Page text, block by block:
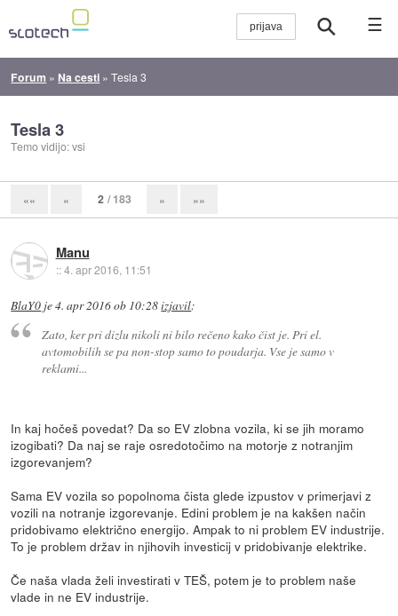
☰
Forum » Na cesti »Tesla 3
Tesla 3
Temo vidijo: vsi
«« « 2 / 183 » »»
Manu
::4. apr 2016, 11:51
BlaY0 je4. apr 2016 ob 10:28izjavil:
Zato, ker pri dizlu nikoli ni bilo rečeno kako čist je. Pri el.
avtomobilih se pa non-stop samo to poudarja. Vse je samo v
reklami...
In kaj hočeš povedat? Da so EV zlobna vozila, ki se jih moramo
izogibati? Da naj se raje osredotočimo na motorje z notranjim
izgorevanjem?
Sama EV vozila so popolnoma čista glede izpustov v primerjavi z
vozili na notranje izgorevanje. Edini problem je na kakšen način
pridobivamo električno energijo. Ampak to ni problem EV industrije.
To je problem držav in njihovih investicij v pridobivanje elektrike.
Če naša vlada želi investirati v TEŠ, potem je to problem naše
vlade in ne EV industrije.